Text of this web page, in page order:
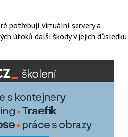
potřebují virtuální servery a
útoků další škody v jejich důsledku